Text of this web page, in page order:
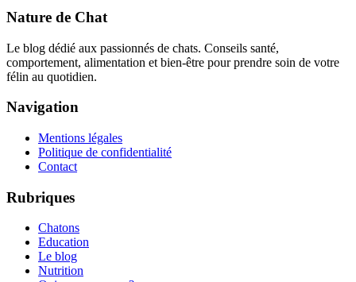
Nature de Chat
Le blog dédié aux passionnés de chats. Conseils santé,
comportement, alimentation et bien-être pour prendre soin de votre
félin au quotidien.
Navigation
Mentions légales
Politique de confidentialité
Contact
Rubriques
Chatons
Education
Le blog
Nutrition